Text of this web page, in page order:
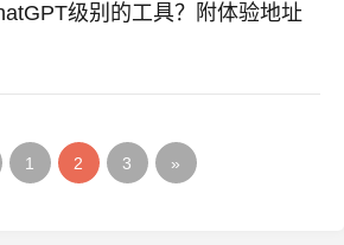
级别的工具？附体验地址
1 2 3 »